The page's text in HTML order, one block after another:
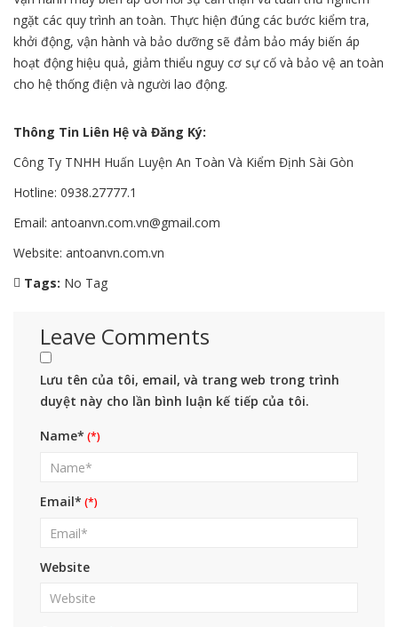
ngặt các quy trình an toàn. Thực hiện đúng các bước kiểm tra,
khởi động, vận hành và bảo dưỡng sẽ đảm bảo máy biến áp
hoạt động hiệu quả, giảm thiểu nguy cơ sự cố và bảo vệ an toàn
cho hệ thống điện và người lao động.
Thông Tin Liên Hệ và Đăng Ký:
Công Ty TNHH Huấn Luyện An Toàn Và Kiểm Định Sài Gòn
Hotline: 0938.27777.1
Email: antoanvn.com.vn@gmail.com
Website: antoanvn.com.vn
Tags: No Tag
Leave Comments
Lưu tên của tôi, email, và trang web trong trình
duyệt này cho lần bình luận kế tiếp của tôi.
Name*
Email*
Website